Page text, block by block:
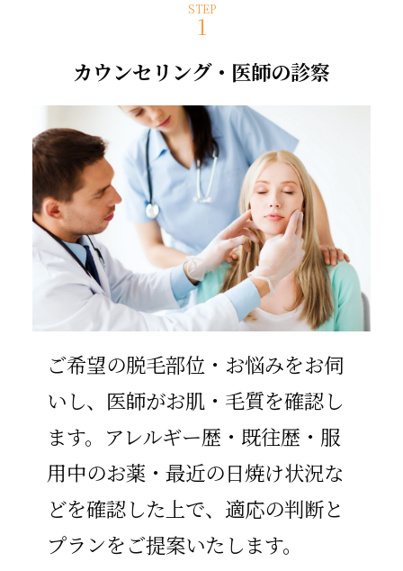
STEP
カウンセリング・医師の診察
ご希望の脱毛部位・お悩みをお伺
いし、医師がお肌・毛質を確認し
ます。アレルギー歴・既往歴・服
用中のお薬・最近の日焼け状況な
どを確認した上で、適応の判断と
プランをご提案いたします。